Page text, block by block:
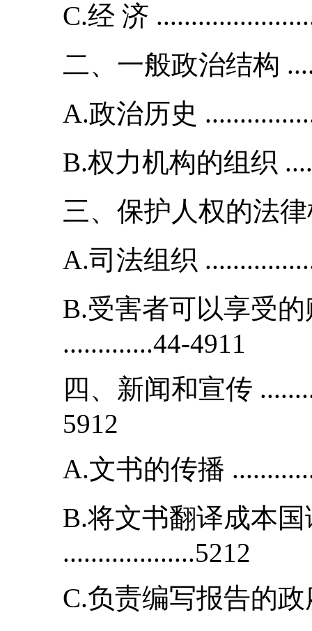
C.经 济
二、一般政治结构
A.政治历史
B.权力机构的组织
三、保护人权的法
A.司法组织
B.受害者可以享受
.............44-4911
四、新闻和宣传
5912
A.文书的传播
B.将文书翻译成本
...................5212
C.负责编写报告的政